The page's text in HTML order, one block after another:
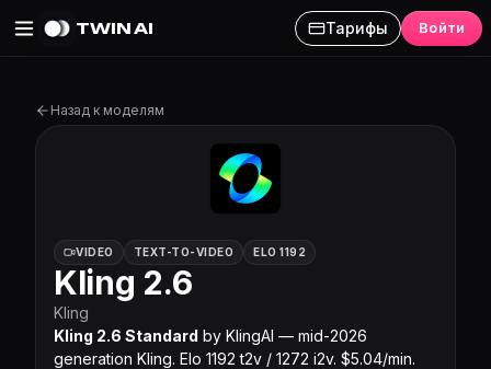
TWIN AI Тарифы Войти
Kling 2.6 на Twin AI
Назад к моделям
VIDEO TEXT-TO-VIDEO ELO 1192
Kling 2.6
Kling
Kling 2.6 Standard by KlingAI — mid-2026
generation Kling. Elo 1192 t2v / 1272 i2v. $5.04/min.